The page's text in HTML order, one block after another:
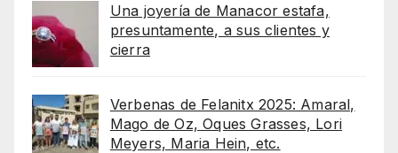
Una joyería de Manacor estafa,
presuntamente, a sus clientes y
cierra
Verbenas de Felanitx 2025: Amaral,
Mago de Oz, Oques Grasses, Lori
Meyers, Maria Hein, etc.